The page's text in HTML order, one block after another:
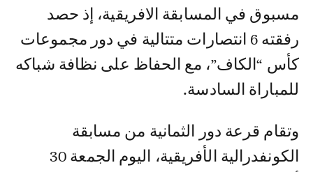
مسبوق في المسابقة الافريقية، إذ حصد
رفقته 6 انتصارات متتالية في دور مجموعات
كأس “الكاف”، مع الحفاظ على نظافة شباكه
للمباراة السادسة.
وتقام قرعة دور الثمانية من مسابقة
الكونفدرالية الأفريقية، اليوم الجمعة 30